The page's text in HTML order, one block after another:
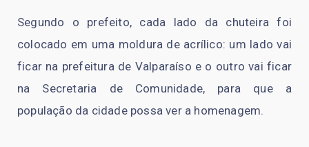
Segundo o prefeito, cada lado da chuteira foi
colocado em uma moldura de acrílico: um lado vai
ficar na prefeitura de Valparaíso e o outro vai ficar
na Secretaria de Comunidade, para que a
população da cidade possa ver a homenagem.